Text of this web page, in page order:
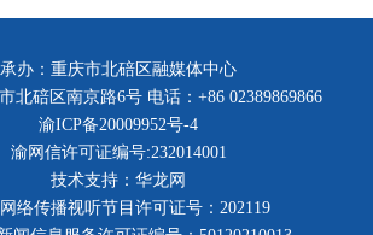
承办：重庆市北碚区融媒体中心
北碚区南京路6号 电话：+86 02389869866
渝ICP备20009952号-4
渝网信许可证编号:232014001
技术支持：华龙网
络传播视听节目许可证号：202119